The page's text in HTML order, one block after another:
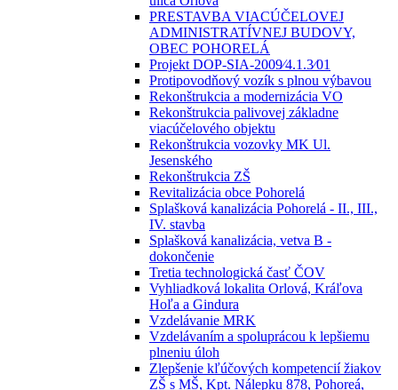
PRESTAVBA VIACÚČELOVEJ
ADMINISTRATÍVNEJ BUDOVY,
OBEC POHORELÁ
Projekt DOP-SIA-2009⁄4.1.3⁄01
Protipovodňový vozík s plnou výbavou
Rekonštrukcia a modernizácia VO
Rekonštrukcia palivovej základne
viacúčelového objektu
Rekonštrukcia vozovky MK Ul.
Jesenského
Rekonštrukcia ZŠ
Revitalizácia obce Pohorelá
Splašková kanalizácia Pohorelá - II., III.,
IV. stavba
Splašková kanalizácia, vetva B -
dokončenie
Tretia technologická časť ČOV
Vyhliadková lokalita Orlová, Kráľova
Hoľa a Gindura
Vzdelávanie MRK
Vzdelávaním a spoluprácou k lepšiemu
plneniu úloh
Zlepšenie kľúčových kompetencií žiakov
ZŠ s MŠ, Kpt. Nálepku 878, Pohoreá,